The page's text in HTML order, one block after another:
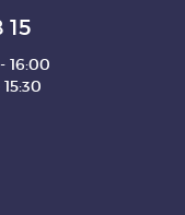
15
16:00